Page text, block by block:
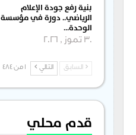
بنية رفع جودة الإعلام
الرياضي.. دورة في مؤسسة
الوحدة…
30 تموز , 2026
السابق التالي 1 من 484
قدم محلي